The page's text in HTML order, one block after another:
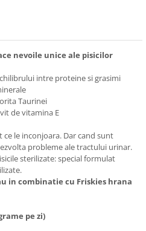
nevoile unice ale pisicilor
intre proteine si grasimi
Taurinei
de vitamina E
le inconjoara. Dar cand sunt
probleme ale tractului urinar.
sterilizate: special formulat
in combinatie cu Friskies hrana
pe zi)